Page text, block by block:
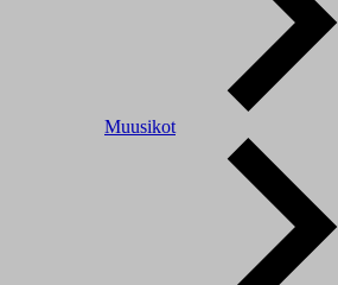
Muusikot